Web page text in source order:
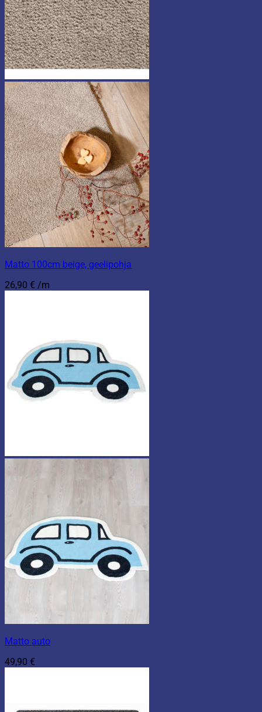
Matto 100cm beige, geelipohja
26,90 € /m
Matto auto
49,90 €